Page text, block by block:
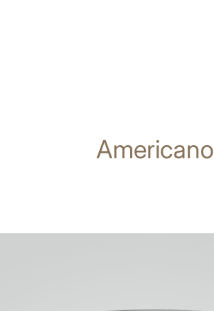
Americano